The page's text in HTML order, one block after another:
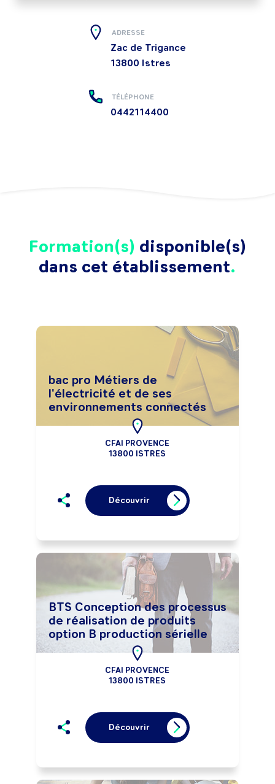
ADRESSE
Zac de Trigance
13800 Istres
TÉLÉPHONE
0442114400
Formation(s) disponible(s)
dans cet établissement
bac pro Métiers de
l'électricité et de ses
environnements connectés
CFAI PROVENCE
13800 ISTRES
Découvrir
BTS Conception des processus
de réalisation de produits
option B production sérielle
CFAI PROVENCE
13800 ISTRES
Découvrir